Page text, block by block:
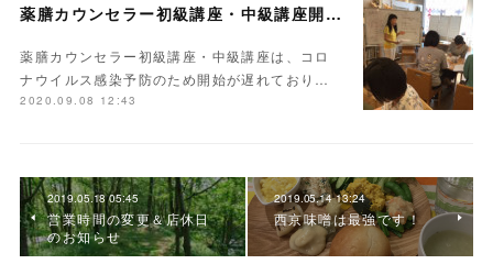
薬膳カウンセラー初級講座・中級講座開講しました
薬膳カウンセラー初級講座・中級講座は、コロ
ナウイルス感染予防のため開始が遅れており…
2020.09.08 12:43
2019.05.18 05:45
営業時間の変更＆店休日
のお知らせ
2019.05.14 13:24
西京味噌は最強です！